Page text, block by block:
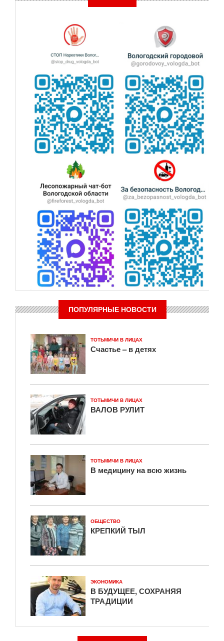
ПОПУЛЯРНЫЕ НОВОСТИ
ТОТЬМИЧИ В ЛИЦАХ
Счастье – в детях
ТОТЬМИЧИ В ЛИЦАХ
ВАЛОВ РУЛИТ
ТОТЬМИЧИ В ЛИЦАХ
В медицину на всю жизнь
ОБЩЕСТВО
КРЕПКИЙ ТЫЛ
ЭКОНОМИКА
В БУДУЩЕЕ, СОХРАНЯЯ
ТРАДИЦИИ